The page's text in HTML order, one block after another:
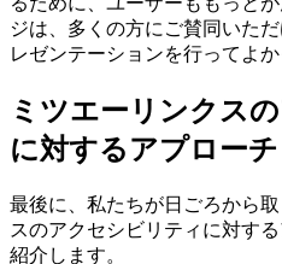
ジは、多くの方にご賛同いた
レゼンテーションを行ってよ
ミツエーリンクス
に対するアプローチ
最後に、私たちが日ごろから
スのアクセシビリティに対す
紹介します。